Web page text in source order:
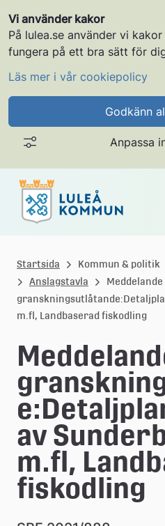
Vi använder kakor
På lulea.se använder vi
fungera på ett bra sätt för
Läs mer i vår cookiepolicy
Godkänn
Anpassa
Gå till
u
l
e
å
k
o
m
m
u
n
Startsida Kommun & politik
Anslagstavla
Meddelande
m.fl, Landbaserad fiskodling
av
m.fl,
fiskodling